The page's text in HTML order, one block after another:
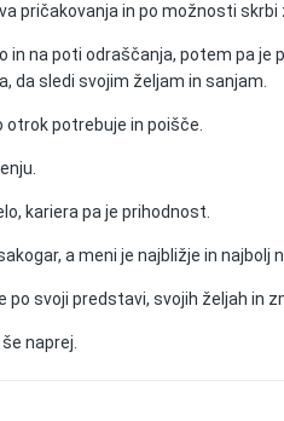
pričakovanja in po možnosti skrbi
na poti odraščanja, potem pa je
da sledi svojim željam in sanjam.
potrebuje in poišče.
kariera pa je prihodnost.
a meni je najbližje in najbolj
svoji predstavi, svojih željah in
naprej.